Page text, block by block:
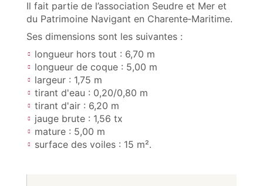
Il fait partie de l’association Seudre et Mer et
du Patrimoine Navigant en Charente‑Maritime.
Ses dimensions sont les suivantes :
longueur hors tout : 6,70 m
longueur de coque : 5,00 m
largeur : 1,75 m
tirant d'eau : 0,20/0,80 m
tirant d'air : 6,20 m
jauge brute : 1,56 tx
mature : 5,00 m
surface des voiles : 15 m².